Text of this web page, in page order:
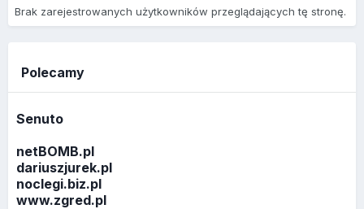
Brak zarejestrowanych użytkowników przeglądających tę stronę.
Polecamy
Senuto
netBOMB.pl
dariuszjurek.pl
noclegi.biz.pl
www.zgred.pl